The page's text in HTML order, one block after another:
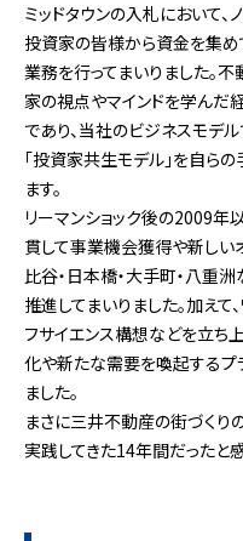
ミッドタウンの入札において、
投資家の皆様から資金を集め
業務を行ってまいりました。
家の視点やマインドを学んだ
であり、当社のビジネスモデル
「投資家共生モデル」を自ら
ます。
リーマンショック後の2009年
貫して事業機会獲得や新しい
比谷・日本橋・大手町・八重
推進してまいりました。加え
フサイエンス構想などを立ち
化や新たな需要を喚起するプ
ました。
まさに三井不動産の街づくり
実践してきた14年間だったと感